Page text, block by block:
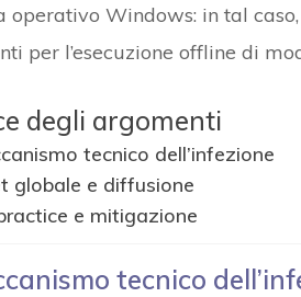
operativo Windows: in tal
per l’esecuzione offline di
degli argomenti
tecnico dell’infezione
globale e diffusione
e mitigazione
tecnico